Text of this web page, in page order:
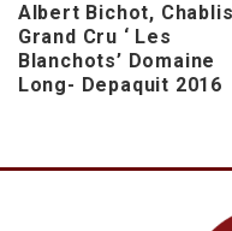
Albert Bichot, Chablis
Grand Cru ‘ Les
Blanchots’ Domaine
Long- Depaquit 2016